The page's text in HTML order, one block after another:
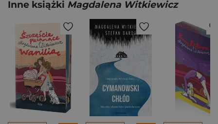
Inne książki Magdalena Witkiewicz